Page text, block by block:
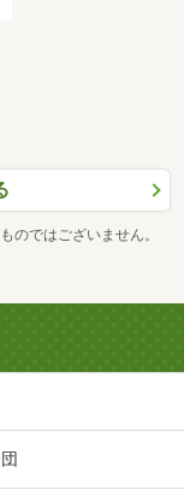
のではございません。